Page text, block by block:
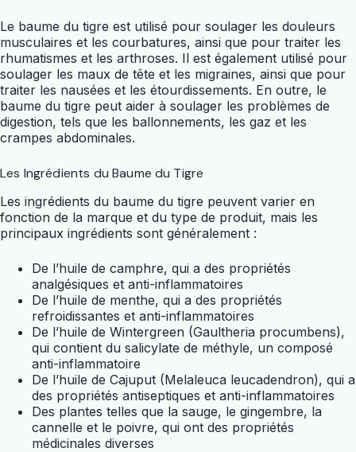
Le baume du tigre est utilisé pour soulager les douleurs
musculaires et les courbatures, ainsi que pour traiter les
rhumatismes et les arthroses. Il est également utilisé pour
soulager les maux de tête et les migraines, ainsi que pour
traiter les nausées et les étourdissements. En outre, le
baume du tigre peut aider à soulager les problèmes de
digestion, tels que les ballonnements, les gaz et les
crampes abdominales.
Les Ingrédients du Baume du Tigre
Les ingrédients du baume du tigre peuvent varier en
fonction de la marque et du type de produit, mais les
principaux ingrédients sont généralement :
De l’huile de camphre, qui a des propriétés
analgésiques et anti-inflammatoires
De l’huile de menthe, qui a des propriétés
refroidissantes et anti-inflammatoires
De l’huile de Wintergreen (Gaultheria procumbens),
qui contient du salicylate de méthyle, un composé
anti-inflammatoire
De l’huile de Cajuput (Melaleuca leucadendron), qui a
des propriétés antiseptiques et anti-inflammatoires
Des plantes telles que la sauge, le gingembre, la
cannelle et le poivre, qui ont des propriétés
médicinales diverses